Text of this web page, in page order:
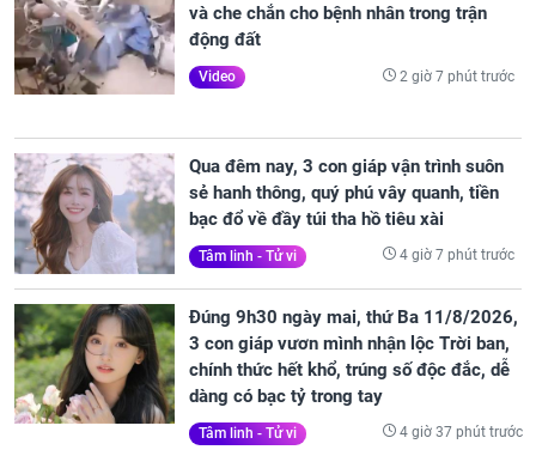
và che chắn cho bệnh nhân trong trận
động đất
Video 2 giờ 7 phút trước
Qua đêm nay, 3 con giáp vận trình suôn
sẻ hanh thông, quý phú vây quanh, tiền
bạc đổ về đầy túi tha hồ tiêu xài
Tâm linh - Tử vi 4 giờ 7 phút trước
Đúng 9h30 ngày mai, thứ Ba 11/8/2026,
3 con giáp vươn mình nhận lộc Trời ban,
chính thức hết khổ, trúng số độc đắc, dễ
dàng có bạc tỷ trong tay
Tâm linh - Tử vi 4 giờ 37 phút trước